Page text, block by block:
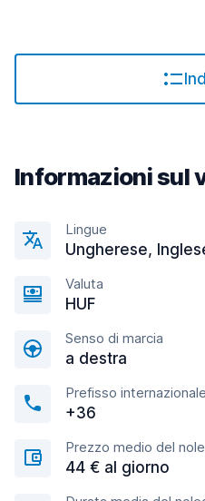
Informazioni sul
Lingue
Ungherese,
Valuta
HUF
Senso di marcia
a destra
Prefisso internazionale
+36
Prezzo medio del
44 € al giorno